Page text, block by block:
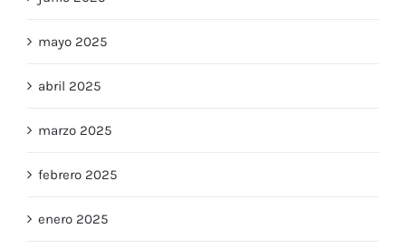
junio 2025
mayo 2025
abril 2025
marzo 2025
febrero 2025
enero 2025